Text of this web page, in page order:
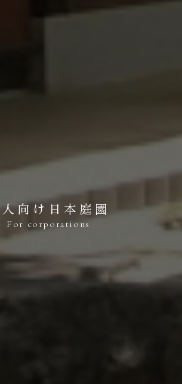
向け日本庭園
For corporations